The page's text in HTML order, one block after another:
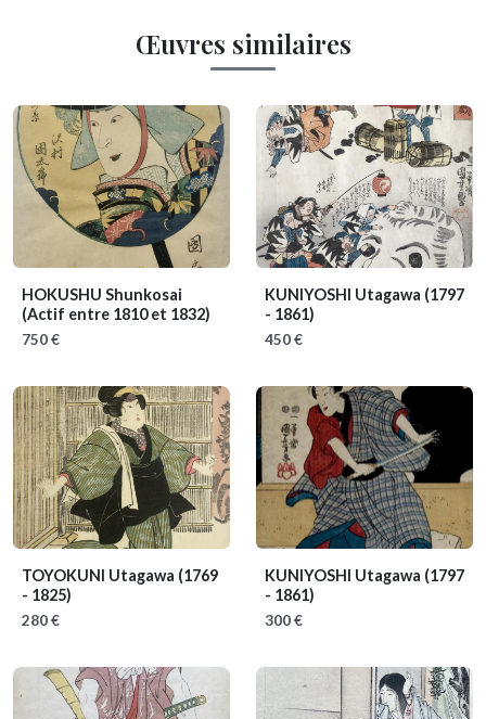
Œuvres similaires
HOKUSHU Shunkosai
(Actif entre 1810 et 1832)
750 €
KUNIYOSHI Utagawa (1797
- 1861)
450 €
TOYOKUNI Utagawa (1769
- 1825)
280 €
KUNIYOSHI Utagawa (1797
- 1861)
300 €